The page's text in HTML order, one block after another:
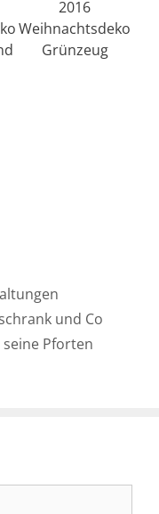
2016
Weihnachtsdeko
Grünzeug
und Co
Pforten